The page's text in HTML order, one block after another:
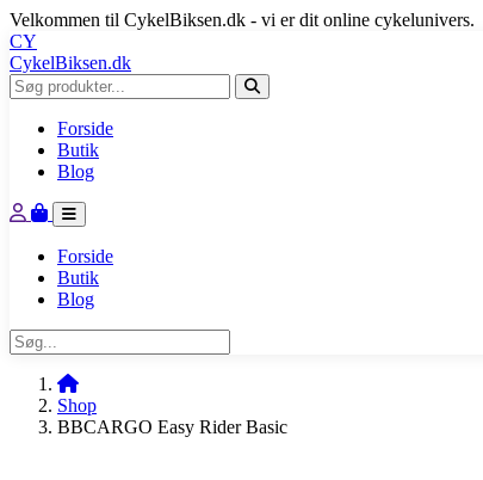
Velkommen til CykelBiksen.dk - vi er dit online cykelunivers.
CY
CykelBiksen.dk
Forside
Butik
Blog
Forside
Butik
Blog
Shop
BBCARGO Easy Rider Basic